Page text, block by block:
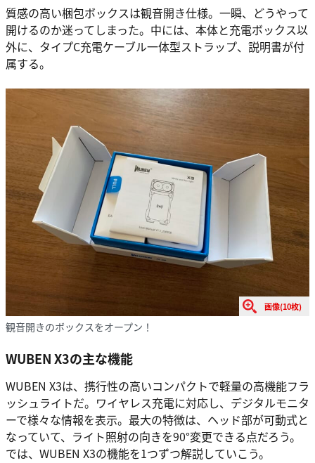
質感の高い梱包ボックスは観音開き仕様。一瞬、どうやって
開けるのか迷ってしまった。中には、本体と充電ボックス以
外に、タイプC充電ケーブル一体型ストラップ、説明書が付
属する。
画像(10枚)
観音開きのボックスをオープン！
WUBEN X3の主な機能
WUBEN X3は、携行性の高いコンパクトで軽量の高機能フラ
ッシュライトだ。ワイヤレス充電に対応し、デジタルモニタ
ーで様々な情報を表示。最大の特徴は、ヘッド部が可動式と
なっていて、ライト照射の向きを90°変更できる点だろう。
では、WUBEN X3の機能を1つずつ解説していこう。